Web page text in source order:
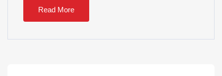
Read More